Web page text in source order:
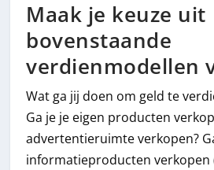
Maak je keuze uit
bovenstaande
verdienmodellen
Wat ga jij doen om geld te
Ga je je eigen producten
advertentieruimte verkopen?
informatieproducten verkopen